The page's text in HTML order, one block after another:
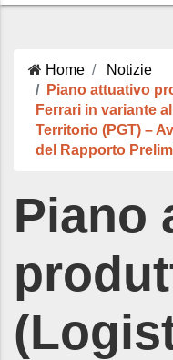
Home
Notizie
Piano attuativo
Ferrari in variante
Territorio (PGT) –
del Rapporto
Piano